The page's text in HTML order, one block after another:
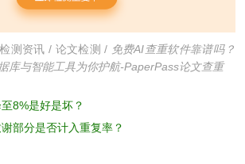
检测资讯 / 论文检测 / 免费AI查重软件靠谱吗？
库与智能工具为你护航-PaperPass论文查重
8%是好是坏？
部分是否计入重复率？